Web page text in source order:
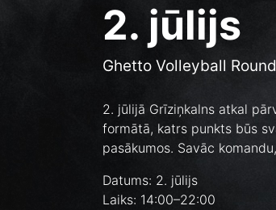
2. jūlijs
Ghetto Volleyball
2. jūlijā Grīziņkalns atkal
formātā, katrs punkts būs
pasākumos. Savāc
Datums: 2. jūlijs
Laiks: 14:00–22:00